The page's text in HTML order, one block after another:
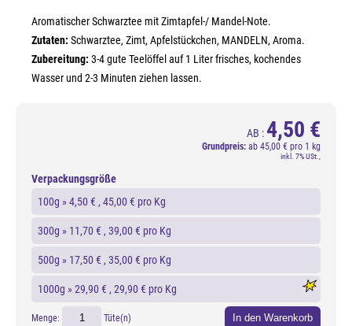
Aromatischer Schwarztee mit Zimtapfel-/ Mandel-Note.
Zutaten: Schwarztee, Zimt, Apfelstückchen, MANDELN, Aroma.
Zubereitung: 3-4 gute Teelöffel auf 1 Liter frisches, kochendes
Wasser und 2-3 Minuten ziehen lassen.
AB : 4,50 €
Grundpreis: ab 45,00 € pro 1 kg
inkl. 7% USt.,
Verpackungsgröße
100g »4,50 € , 45,00 € pro Kg
300g » 11,70 € , 39,00 € pro Kg
500g » 17,50 € , 35,00 € pro Kg
1000g »29,90 € , 29,90 € pro Kg
Menge: Tüte(n) In den Warenkorb